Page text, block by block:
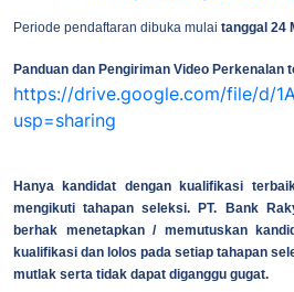
Periode pendaftaran dibuka mulai tanggal 24
Panduan dan Pengiriman Video Perkenalan
https://drive.google.com/file/d/
usp=sharing
Hanya kandidat dengan kualifikasi
mengikuti tahapan seleksi.
PT. Bank
berhak menetapkan / memutuskan
kualifikasi dan lolos pada setiap tahapan
mutlak serta tidak dapat diganggu gugat.